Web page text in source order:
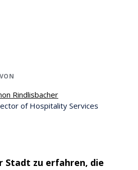
Rindlisbacher
of Hospitality Services
Stadt zu erfahren, die